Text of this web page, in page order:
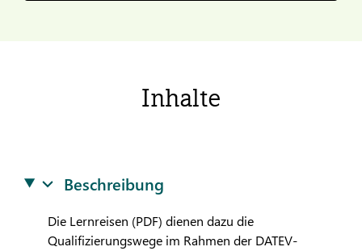
Inhalte
Beschreibung
Die Lernreisen (PDF) dienen dazu die
Qualifizierungswege im Rahmen der DATEV-